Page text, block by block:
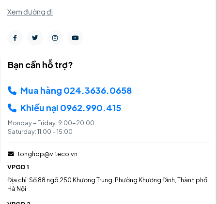
Xem đường đi
Bạn cần hỗ trợ?
Mua hàng 024.3636.0658
Khiếu nại 0962.990.415
Monday – Friday: 9:00-20:00
Saturday: 11:00 – 15:00
tonghop@viteco.vn
VPGD 1
Địa chỉ: Số 88 ngõ 250 Khương Trung, Phường Khương Đình, Thành phố
Hà Nội